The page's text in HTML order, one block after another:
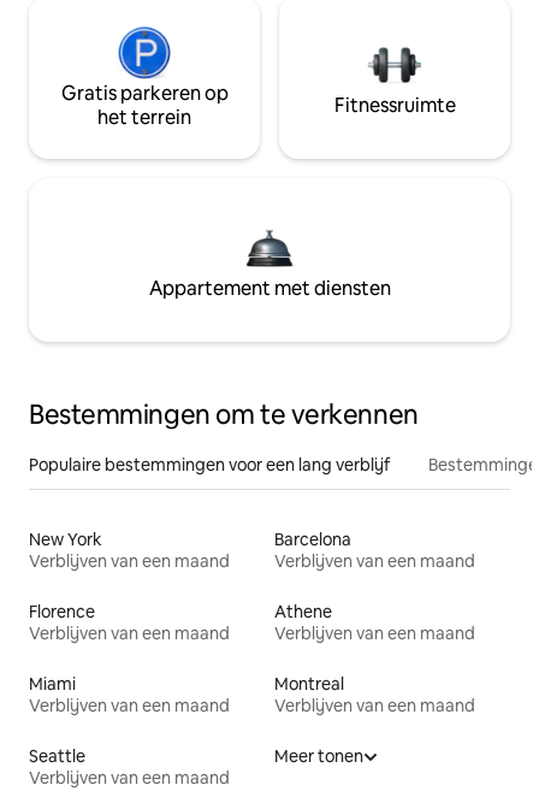
Gratis parkeren op
het terrein
Fitnessruimte
Appartement met diensten
Bestemmingen om te verkennen
Populaire bestemmingen voor een lang verblijf
New York
Verblijven van een maand
Barcelona
Verblijven van een maand
Florence
Verblijven van een maand
Athene
Verblijven van een maand
Miami
Verblijven van een maand
Montreal
Verblijven van een maand
Seattle
Verblijven van een maand
Meer tonen